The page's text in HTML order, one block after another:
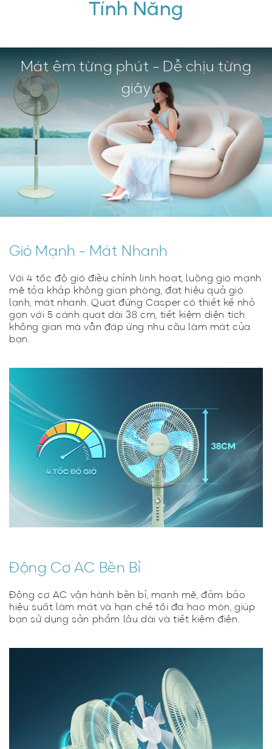
Tính Năng
Mát êm từng phút - Dễ chịu từng
giây
Gió Mạnh - Mát Nhanh
Với 4 tốc độ gió điều chỉnh linh hoạt, luồng gió mạnh
mẽ tỏa khắp không gian phòng, đạt hiệu quả gió
lạnh, mát nhanh. Quạt đứng Casper có thiết kế nhỏ
gọn với 5 cánh quạt dài 38 cm, tiết kiệm diện tích
không gian mà vẫn đáp ứng nhu cầu làm mát của
bạn.
Động Cơ AC Bền Bỉ
Động cơ AC vận hành bền bỉ, mạnh mẽ, đảm bảo
hiệu suất làm mát và hạn chế tối đa hao mòn, giúp
bạn sử dụng sản phẩm lâu dài và tiết kiệm điện.